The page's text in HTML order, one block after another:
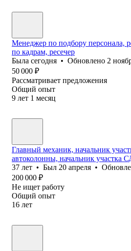
Менеджер по подбору персонала,
по кадрам, ресечер
Была сегодня • Обновлено 2
50 000 ₽
Рассматривает предложения
Общий опыт
9 лет 1 месяц
Главный механик, начальник
автоколонны, начальник участка
37 лет • Был 20 апреля •
200 000 ₽
Не ищет работу
Общий опыт
16 лет